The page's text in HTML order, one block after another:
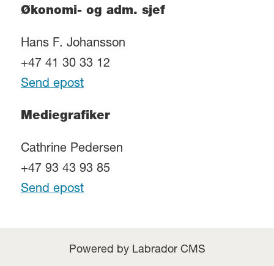
Økonomi- og adm. sjef
Hans F. Johansson
+47 41 30 33 12
Send epost
Mediegrafiker
Cathrine Pedersen
+47 93 43 93 85
Send epost
Powered by Labrador CMS